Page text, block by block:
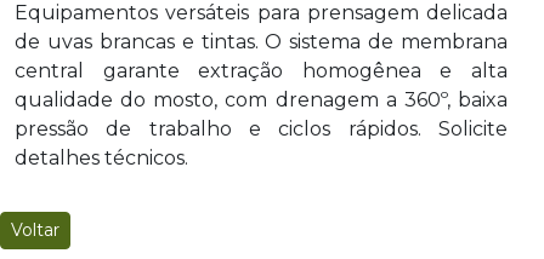
Equipamentos versáteis para prensagem delicada
de uvas brancas e tintas. O sistema de membrana
central garante extração homogênea e alta
qualidade do mosto, com drenagem a 360º, baixa
pressão de trabalho e ciclos rápidos. Solicite
detalhes técnicos.
Voltar